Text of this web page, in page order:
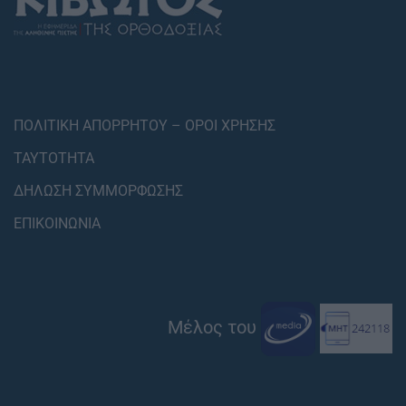
ΠΟΛΙΤΙΚΗ ΑΠΟΡΡΗΤΟΥ – ΟΡΟΙ ΧΡΗΣΗΣ
ΤΑΥΤΟΤΗΤΑ
ΔΗΛΩΣΗ ΣΥΜΜΟΡΦΩΣΗΣ
ΕΠΙΚΟΙΝΩΝΙΑ
Μέλος του